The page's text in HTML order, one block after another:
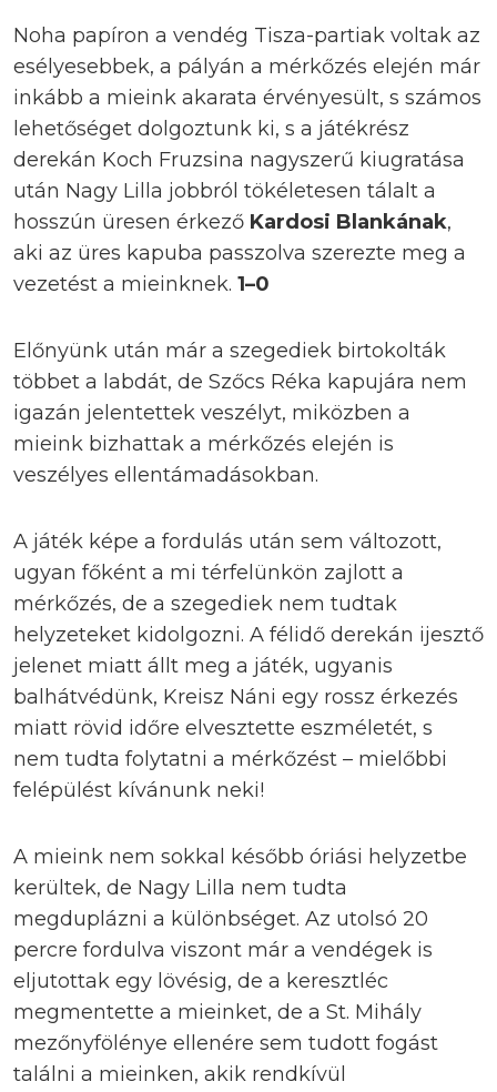
Noha papíron a vendég Tisza-partiak voltak az
esélyesebbek, a pályán a mérkőzés elején már
inkább a mieink akarata érvényesült, s számos
lehetőséget dolgoztunk ki, s a játékrész
derekán Koch Fruzsina nagyszerű kiugratása
után Nagy Lilla jobbról tökéletesen tálalt a
hosszún üresen érkező Kardosi Blankának,
aki az üres kapuba passzolva szerezte meg a
vezetést a mieinknek. 1–0
Előnyünk után már a szegediek birtokolták
többet a labdát, de Szőcs Réka kapujára nem
igazán jelentettek veszélyt, miközben a
mieink bizhattak a mérkőzés elején is
veszélyes ellentámadásokban.
A játék képe a fordulás után sem változott,
ugyan főként a mi térfelünkön zajlott a
mérkőzés, de a szegediek nem tudtak
helyzeteket kidolgozni. A félidő derekán ijesztő
jelenet miatt állt meg a játék, ugyanis
balhátvédünk, Kreisz Náni egy rossz érkezés
miatt rövid időre elvesztette eszméletét, s
nem tudta folytatni a mérkőzést – mielőbbi
felépülést kívánunk neki!
A mieink nem sokkal később óriási helyzetbe
kerültek, de Nagy Lilla nem tudta
megduplázni a különbséget. Az utolsó 20
percre fordulva viszont már a vendégek is
eljutottak egy lövésig, de a keresztléc
megmentette a mieinket, de a St. Mihály
mezőnyfölénye ellenére sem tudott fogást
találni a mieinken, akik rendkívül